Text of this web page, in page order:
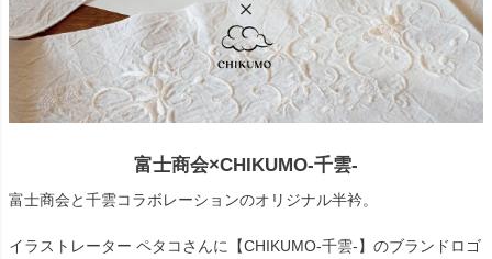
富士商会×CHIKUMO-千雲-
富士商会と千雲コラボレーションのオリジナル半衿。
イラストレーター ペタコさんに【CHIKUMO-千雲-】のブランドロゴ